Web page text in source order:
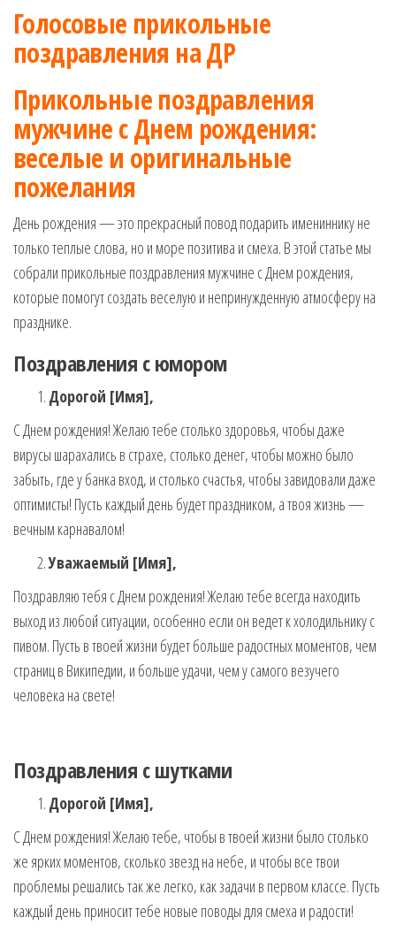
Голосовые прикольные
поздравления на ДР
Прикольные поздравления
мужчине с Днем рождения:
веселые и оригинальные
пожелания
День рождения — это прекрасный повод подарить имениннику не
только теплые слова, но и море позитива и смеха. В этой статье мы
собрали прикольные поздравления мужчине с Днем рождения,
которые помогут создать веселую и непринужденную атмосферу на
празднике.
Поздравления с юмором
Дорогой [Имя],
С Днем рождения! Желаю тебе столько здоровья, чтобы даже
вирусы шарахались в страхе, столько денег, чтобы можно было
забыть, где у банка вход, и столько счастья, чтобы завидовали даже
оптимисты! Пусть каждый день будет праздником, а твоя жизнь —
вечным карнавалом!
Уважаемый [Имя],
Поздравляю тебя с Днем рождения! Желаю тебе всегда находить
выход из любой ситуации, особенно если он ведет к холодильнику с
пивом. Пусть в твоей жизни будет больше радостных моментов, чем
страниц в Википедии, и больше удачи, чем у самого везучего
человека на свете!
Поздравления с шутками
Дорогой [Имя],
С Днем рождения! Желаю тебе, чтобы в твоей жизни было столько
же ярких моментов, сколько звезд на небе, и чтобы все твои
проблемы решались так же легко, как задачи в первом классе. Пусть
каждый день приносит тебе новые поводы для смеха и радости!